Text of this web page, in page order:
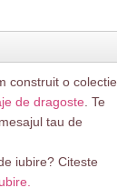
construit o colectie
de dragoste . Te
tau de
iubire? Citeste